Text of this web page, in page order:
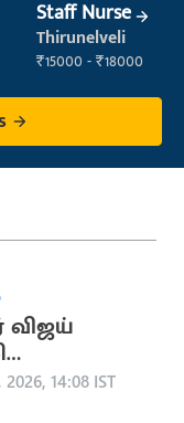
Staff Nurse
Thirunelveli
₹15000 - ₹18000
விஜய்
14:08 IST